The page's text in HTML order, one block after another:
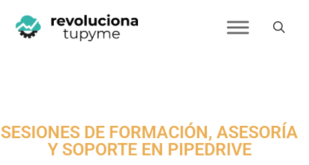
SESIONES DE FORMACIÓN, ASESORÍA
Y SOPORTE EN PIPEDRIVE